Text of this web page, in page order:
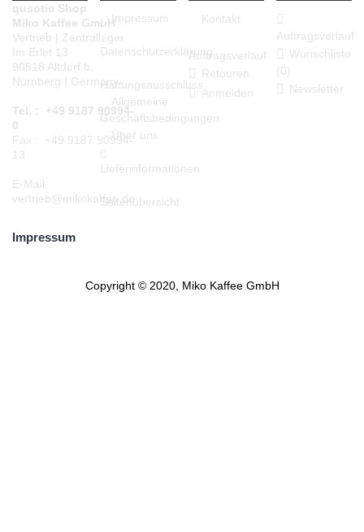
qusotic Shop
Miko Kaffee GmbH
Vertrieb | Zentrallager
Im Erlet 13
90518 Altdorf b.
Nürnberg | Germany
Tel. : +49 9187 90994-
0
Fax : +49 9187 90994-
13
E-Mail:
vertrieb@mikokaffee.de
Impressum
Datenschutzerklärung
Haftungsausschluss
Allgemeine
Geschäftsbedingungen
Über uns
Lieferinformationen
Seitenübersicht
Kontakt
Auftragsverlauf
Retouren
Anmelden
Auftragsverlauf
Wunschliste
(0)
Newsletter
Impressum
Copyright © 2020, Miko Kaffee GmbH